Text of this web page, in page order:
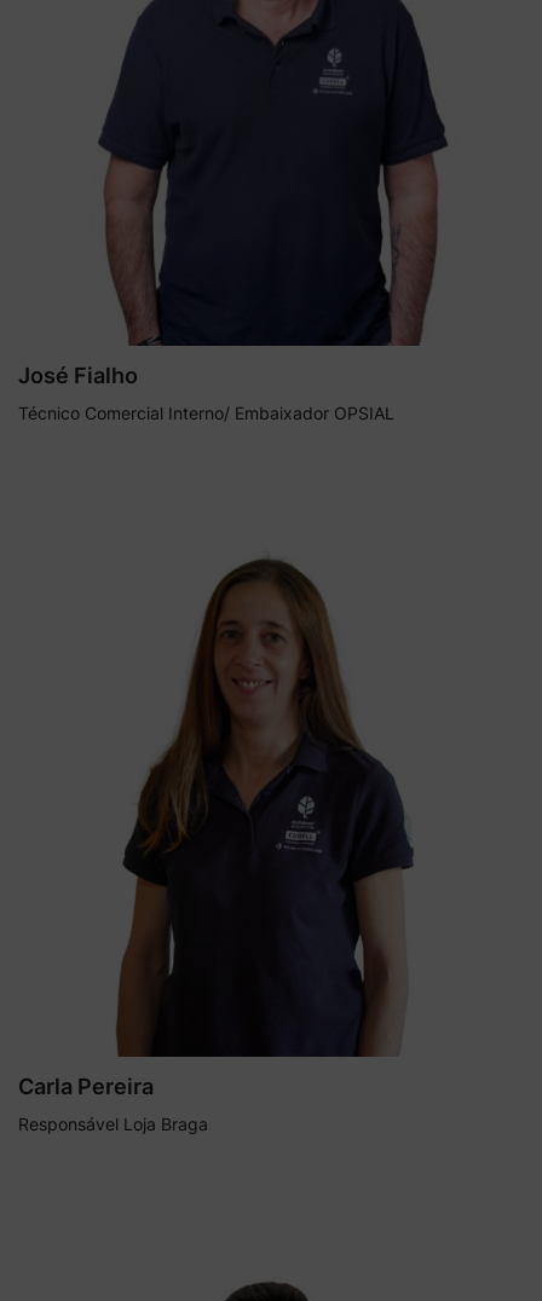
José Fialho
Técnico Comercial Interno/ Embaixador OPSIAL
Carla Pereira
Responsável Loja Braga